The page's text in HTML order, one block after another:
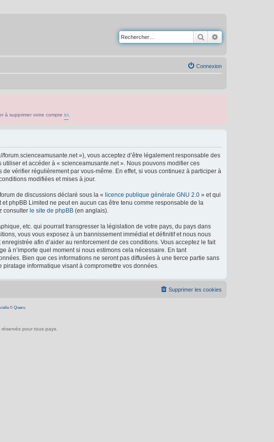
Rechercher
Connexion
à supprimer votre compte ici
»), vous acceptez d’être légalement responsable des
et accéder à « scienceamusante.net ». Nous pouvons modifier ces
vérifier régulièrement par vous-même. En effet, si vous continuez à participer à
modifiées et mises à jour.
de discussions déclaré sous la « licence publique générale GNU 2.0 » et qui
phpBB Limited ne peut en aucun cas être tenu comme responsable de la
consulter le site de phpBB (en anglais).
etc. qui pourrait transgresser la législation de votre pays, du pays dans
vous vous exposez à un bannissement immédiat et définitif et nous nous
afin d’aider au renforcement de ces conditions. Vous acceptez le fait
à n’importe quel moment si nous estimons cela nécessaire. En tant
Bien que ces informations ne seront pas diffusées à une tierce partie sans
informatique visant à compromettre vos données.
Supprimer les cookies
© Qiaeru
réservés pour tous pays.